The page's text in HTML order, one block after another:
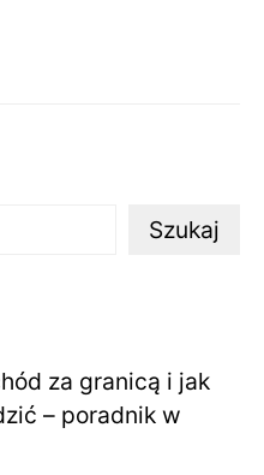
Szukaj
za granicą i jak
– poradnik w